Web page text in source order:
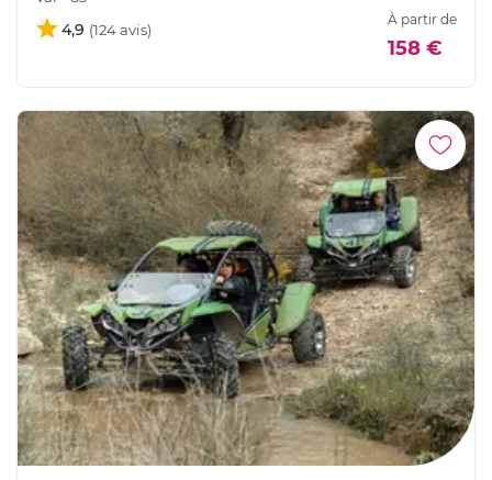
4,9
À partir de
158 €